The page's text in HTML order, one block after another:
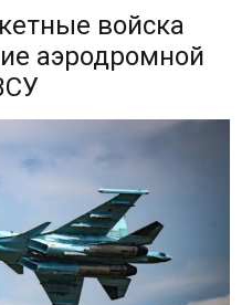
войска
аэродромной